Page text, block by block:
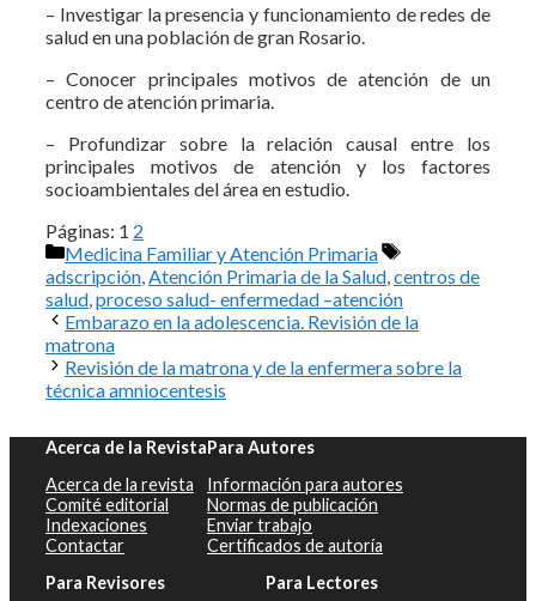
– Investigar la presencia y funcionamiento de redes de
salud en una población de gran Rosario.
– Conocer principales motivos de atención de un
centro de atención primaria.
– Profundizar sobre la relación causal entre los
principales motivos de atención y los factores
socioambientales del área en estudio.
Páginas: 1 2
Categorías
Medicina Familiar y Atención Primaria
Etiquetas
adscripción Atención Primaria de la Salud centros de
salud proceso salud- enfermedad –atención
Embarazo en la adolescencia. Revisión de la
matrona
Revisión de la matrona y de la enfermera sobre la
técnica amniocentesis
Acerca de la Revista
Acerca de la revista
Comité editorial
Indexaciones
Contactar
Para Autores
Información para autores
Normas de publicación
Enviar trabajo
Certificados de autoría
Para Revisores
Para Lectores